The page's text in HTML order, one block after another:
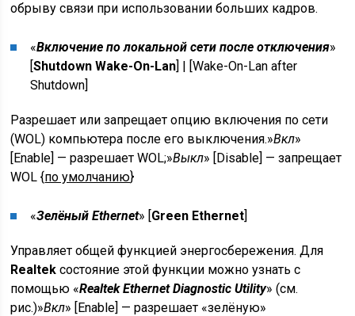
обрыву связи при использовании больших кадров.
«Включение по локальной сети после отключения»
[Shutdown Wake-On-Lan] | [Wake-On-Lan after
Shutdown]
Разрешает или запрещает опцию включения по сети
(WOL) компьютера после его выключения.»Вкл»
[Enable] — разрешает WOL;»Выкл» [Disable] — запрещает
WOL {по умолчанию}
«Зелёный Ethernet» [Green Ethernet]
Управляет общей функцией энергосбережения. Для
Realtek состояние этой функции можно узнать с
помощью «Realtek Ethernet Diagnostic Utility» (см.
рис.)»Вкл» [Enable] — разрешает «зелёную»